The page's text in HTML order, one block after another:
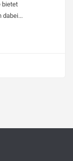
bietet
dabei...